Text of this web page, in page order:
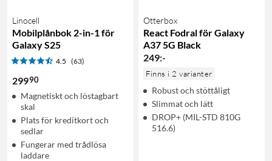
Linocell
Mobilplånbok 2-in-1 för
Galaxy S25
4.5 (63)
29990
Magnetiskt och löstagbart
skal
Plats för kreditkort och
sedlar
Fungerar med trådlösa
laddare
Otterbox
React Fodral för Galaxy
A37 5G Black
249:-
Finns i 2 varianter
Robust och stöttåligt
Slimmat och lätt
DROP+ (MIL-STD 810G
516.6)